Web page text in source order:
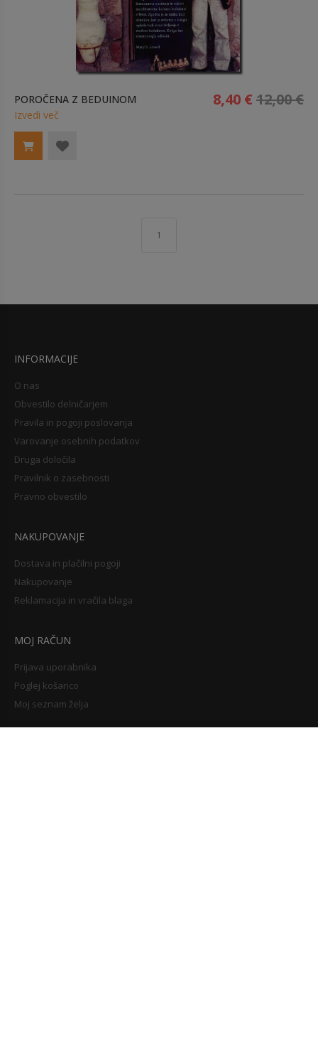
POROČENA Z BEDUINOM 8,40 € 12,00 €
Izvedi več
1
INFORMACIJE
O nas
Obvestilo delničarjem
Pravila in pogoji poslovanja
Varovanje osebnih podatkov
Druga določila
Pravilnik o zasebnosti
Pravno obvestilo
NAKUPOVANJE
Dostava in plačilni pogoji
Nakupovanje
Reklamacija in vračila blaga
MOJ RAČUN
Prijava uporabnika
Poglej košarico
Moj seznam želja